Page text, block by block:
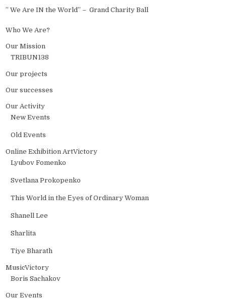
” We Are IN the World” – Grand Charity Ball
Who We Are?
Our Mission
TRIBUN138
Our projects
Our successes
Our Activity
New Events
Old Events
Online Exhibition ArtVictory
Lyubov Fomenko
Svetlana Prokopenko
This World in the Еyes of Ordinary Woman
Shanell Lee
Sharlita
Tiye Bharath
MusicVictory
Boris Sachakov
Our Events